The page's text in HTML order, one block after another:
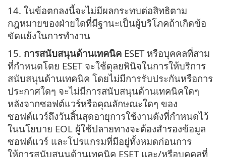
14. ในข้อตกลงนี้จะไม่มีผลกระทบต่อสิทธิตาม
กฎหมายของฝ่ายใดที่มีฐานะเป็นผู้บริโภคถ้าเกิดข้อ
ขัดแย้งในการทำงาน
15. การสนับสนุนด้านเทคนิค ESET หรือบุคคลที่สาม
ที่กำหนดโดย ESET จะใช้ดุลยพินิจในการให้บริการ
สนับสนุนด้านเทคนิค โดยไม่มีการรับประกันหรือการ
ประกาศใดๆ จะไม่มีการสนับสนุนด้านเทคนิคใดๆ
หลังจากซอฟต์แวร์หรือคุณลักษณะใดๆ ของ
ซอฟต์แวร์ถึงวันสิ้นสุดอายุการใช้งานดังที่กำหนดไว้
ในนโยบาย EOL ผู้ใช้ปลายทางจะต้องสำรองข้อมูล
ซอฟต์แวร์ และโปรแกรมที่มีอยู่ทั้งหมดก่อนการ
ให้การสนับสนุนด้านเทคนิค ESET และ/หรือบุคคลที่